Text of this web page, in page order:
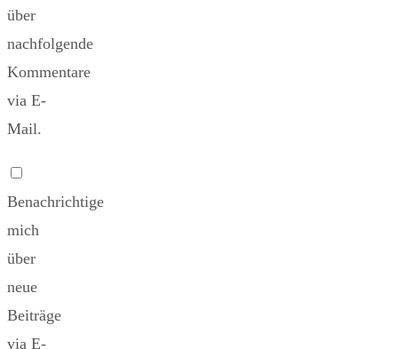
über
nachfolgende
Kommentare
via E-
Mail.
Benachrichtige
mich
über
neue
Beiträge
via E-